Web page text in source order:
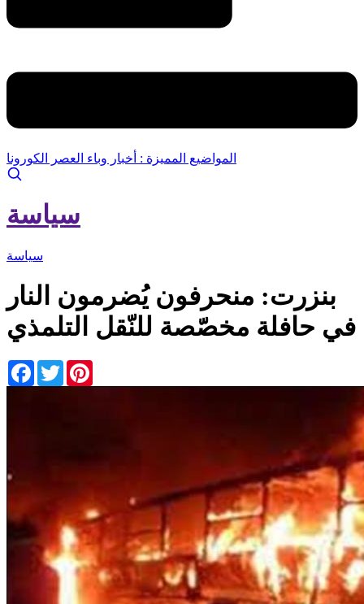
المواضيع المميزة : أخبار وباء العصر الكورونا
سياسة
سياسة
بنزرت: منحرفون يُضرمون النار
في حافلة مخصّصة للنّقل التلمذي
Facebook
Twitter